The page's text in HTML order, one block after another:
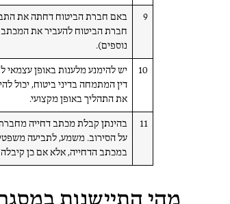
9
באם חברת הביטוח דחתה את
נוספים).
10
יש להימנע מלענות באופן
דין המתמחה בדיני ביטוח, יכול
את התהליך באופן מקצועי.
11
בהינתן קבלת מכתב דחייה מחברת
על הסירוב. משמע, לתביעה
במכתב הדחייה, אלא אם כן